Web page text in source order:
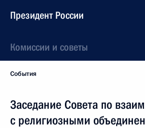
Президент России
Комиссии и советы
События
Заседание Совета по
с религиозными